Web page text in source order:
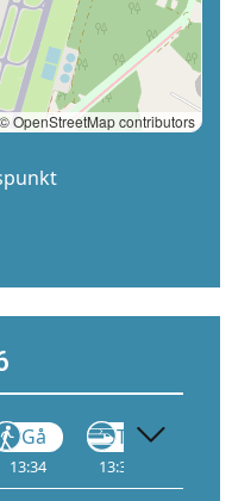
© OpenStreetMap contributors
Gå
13:34
Tog
13:34